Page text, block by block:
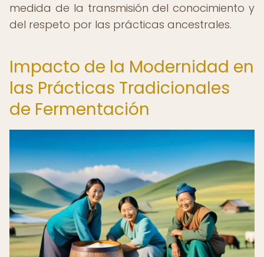
medida de la transmisión del conocimiento y
del respeto por las prácticas ancestrales.
Impacto de la Modernidad en
las Prácticas Tradicionales
de Fermentación